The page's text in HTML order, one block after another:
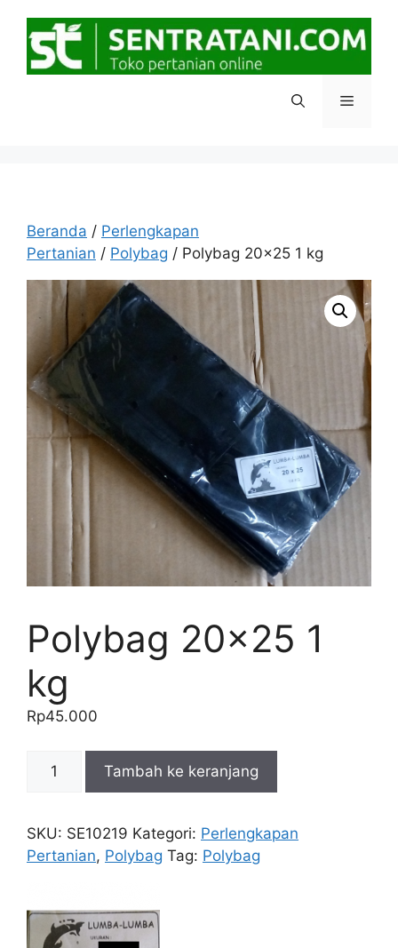
Menu
Beranda / Perlengkapan
Pertanian / Polybag / Polybag 20×25 1 kg
Polybag 20×25 1
kg
Rp45.000
Polybag
1
kg
Tambah ke keranjang
SKU: SE10219 Kategori: Perlengkapan
Pertanian, Polybag Tag: Polybag